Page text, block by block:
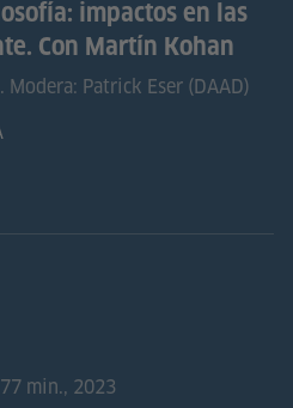
impactos en las
Con Martín Kohan
Modera: Patrick Eser (DAAD)
min., 2023